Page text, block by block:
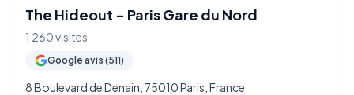
The Hideout - Paris Gare du Nord
1 260 visites
Google avis (511)
8 Boulevard de Denain, 75010 Paris, France